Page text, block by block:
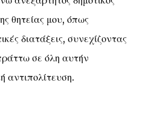
θητείας μου, όπως
διατάξεις, συνεχίζοντας
σε όλη αυτήν
αντιπολίτευση.